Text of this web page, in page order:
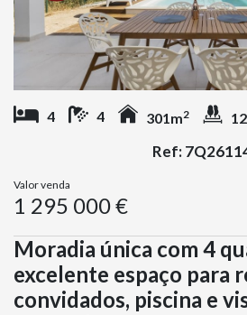
4 4 301m2
Ref:
Valor venda
1 295 000 €
Moradia única com 4
excelente espaço para
convidados, piscina e